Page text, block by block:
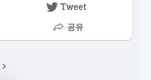
Tweet
공유